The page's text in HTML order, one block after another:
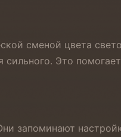
сменой цвета
Это
запоминают